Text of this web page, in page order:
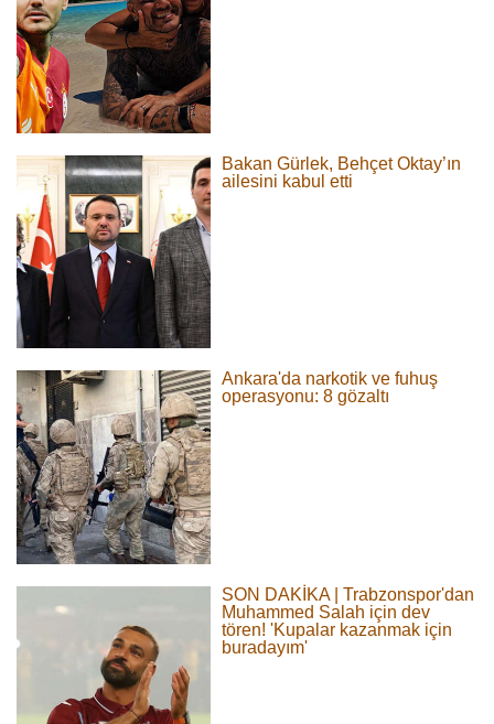
Bakan Gürlek, Behçet Oktay’ın
ailesini kabul etti
Ankara'da narkotik ve fuhuş
operasyonu: 8 gözaltı
SON DAKİKA | Trabzonspor'dan
Muhammed Salah için dev
tören! 'Kupalar kazanmak için
buradayım'